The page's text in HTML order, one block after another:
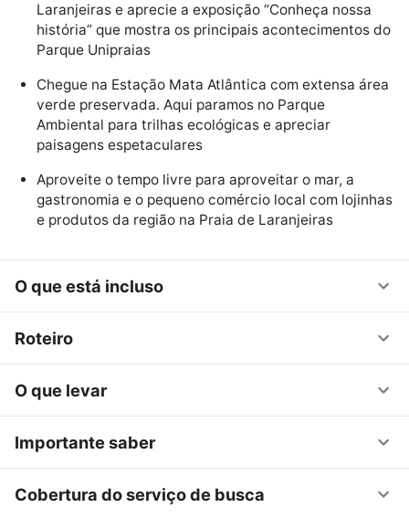
Laranjeiras e aprecie a exposição “Conheça nossa
história” que mostra os principais acontecimentos do
Parque Unipraias
Chegue na Estação Mata Atlântica com extensa área
verde preservada. Aqui paramos no Parque
Ambiental para trilhas ecológicas e apreciar
paisagens espetaculares
Aproveite o tempo livre para aproveitar o mar, a
gastronomia e o pequeno comércio local com lojinhas
e produtos da região na Praia de Laranjeiras
O que está incluso
Roteiro
O que levar
Importante saber
Cobertura do serviço de busca